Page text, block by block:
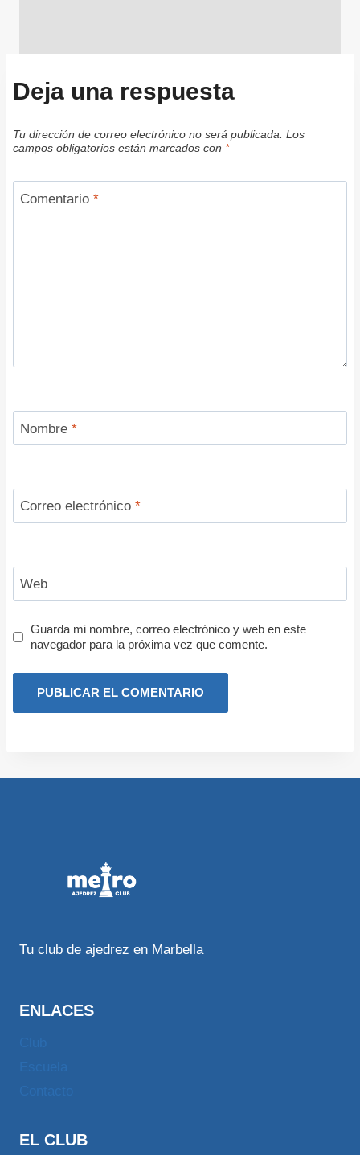
Deja una respuesta
Tu dirección de correo electrónico no será publicada. Los
campos obligatorios están marcados con *
Comentario *
Nombre *
Correo electrónico *
Web
Guarda mi nombre, correo electrónico y web en este
navegador para la próxima vez que comente.
Tu club de ajedrez en Marbella
ENLACES
EL CLUB